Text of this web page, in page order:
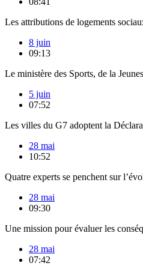
Les attributions de logements
8 juin
09:13
Le ministère des Sports, de la
5 juin
07:52
Les villes du G7 adoptent la
28 mai
10:52
Quatre experts se penchent sur
28 mai
09:30
Une mission pour évaluer les
28 mai
07:42